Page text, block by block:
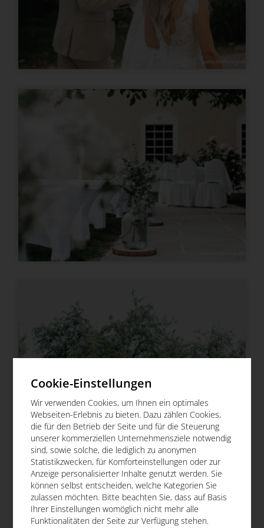
Cookie-Einstellungen
Wir verwenden Cookies, um Ihnen ein optimales
Webseiten-Erlebnis zu bieten. Dazu zählen Cookies,
die für den Betrieb der Seite und für die Steuerung
unserer kommerziellen Unternehmensziele notwendig
sind, sowie solche, die lediglich zu anonymen
Statistikzwecken, für Komforteinstellungen oder zur
Anzeige personalisierter Inhalte genutzt werden. Sie
können selbst entscheiden, welche Kategorien Sie
zulassen möchten. Bitte beachten Sie, dass auf Basis
Ihrer Einstellungen womöglich nicht mehr alle
Funktionalitäten der Seite zur Verfügung stehen.